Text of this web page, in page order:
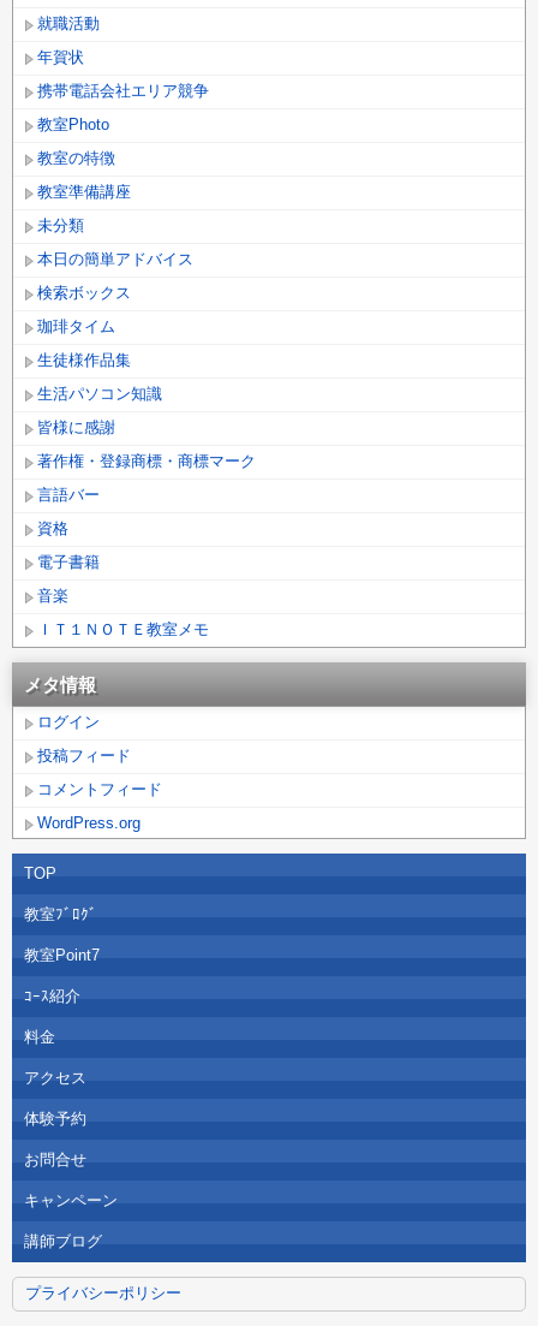
就職活動
年賀状
携帯電話会社エリア競争
教室Photo
教室の特徴
教室準備講座
未分類
本日の簡単アドバイス
検索ボックス
珈琲タイム
生徒様作品集
生活パソコン知識
皆様に感謝
著作権・登録商標・商標マーク
言語バー
資格
電子書籍
音楽
ＩＴ１ＮＯＴＥ教室メモ
メタ情報
ログイン
投稿フィード
コメントフィード
WordPress.org
TOP
教室ﾌﾞﾛｸﾞ
教室Point7
ｺｰｽ紹介
料金
アクセス
体験予約
お問合せ
キャンペーン
講師ブログ
プライバシーポリシー